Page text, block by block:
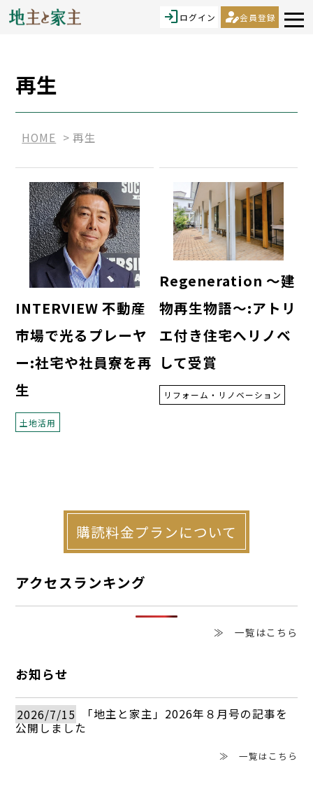
loginログイン person_edit会員登録
再生
HOME 再生
INTERVIEW 不動産
市場で光るプレーヤ
ー:社宅や社員寮を再
生
土地活用
Regeneration ～建
物再生物語～:アトリ
エ付き住宅へリノベ
して受賞
リフォーム・リノベーション
購読料金プランについて
アクセスランキング
≫ 一覧はこちら
お知らせ
2026/7/15
「地主と家主」2026年８月号の記事を
公開しました
≫ 一覧はこちら